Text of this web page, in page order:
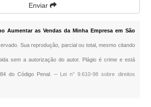
Enviar
Aumentar as Vendas da Minha Empresa em São
Sua reprodução, parcial ou total, mesmo citando
sem a autorização do autor. Plágio é crime e está
do Código Penal. – Lei n° 9.610-98 sobre direitos